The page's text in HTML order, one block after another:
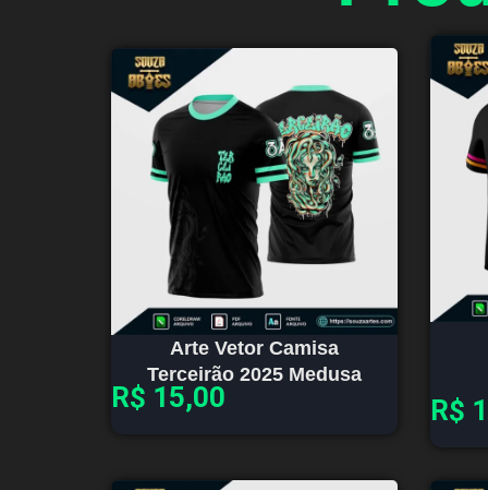
Arte Vetor Camisa
Terceirão 2025 Medusa
R$ 15,00 R$